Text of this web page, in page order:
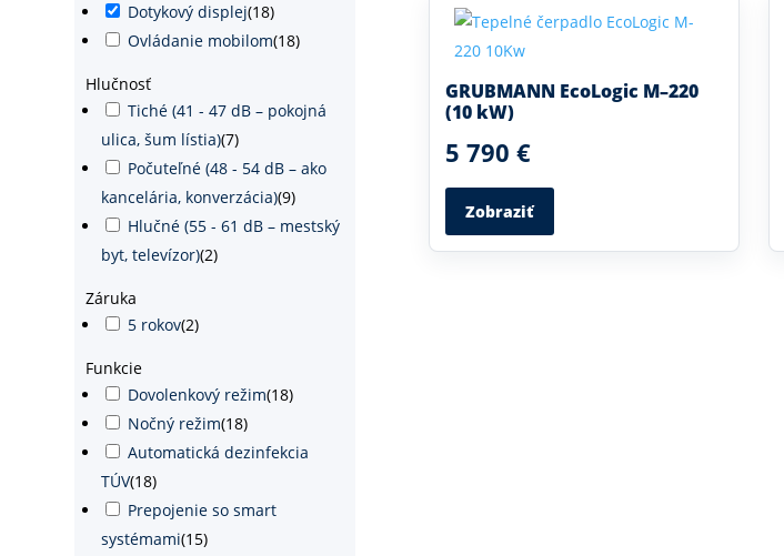
Dotykový displej(18)
Ovládanie mobilom(18)
Hlučnosť
Tiché (41 - 47 dB – pokojná
ulica, šum lístia)(7)
Počuteľné (48 - 54 dB – ako
kancelária, konverzácia)(9)
Hlučné (55 - 61 dB – mestský
byt, televízor)(2)
Záruka
5 rokov(2)
Funkcie
Dovolenkový režim(18)
Nočný režim(18)
Automatická dezinfekcia
TÚV(18)
Prepojenie so smart
systémami(15)
GRUBMANN EcoLogic M–220
(10 kW)
5 790 €
Zobraziť